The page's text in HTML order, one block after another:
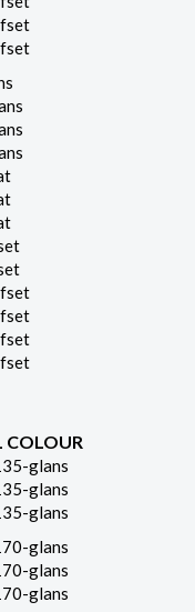
COLOUR
glans
glans
glans
glans
glans
glans